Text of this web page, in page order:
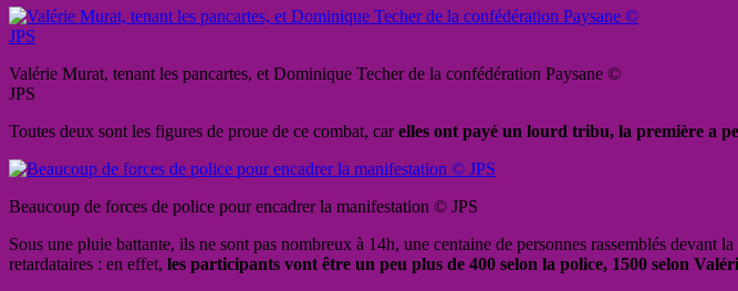
Valérie Murat, tenant les pancartes, et Dominique Techer de la confédération Paysane ©
JPS
Toutes deux sont les figures de proue de ce combat, carelles ont payé un lourd tribu, la première a
Beaucoup de forces de police pour encadrer la manifestation © JPS
Sous une pluie battante, ils ne sont pas nombreux à 14h, une centaine de personnes rassemblés
retardataires : en effet, les participants vont être un peu plus de 400 selon la police, 1500 selon